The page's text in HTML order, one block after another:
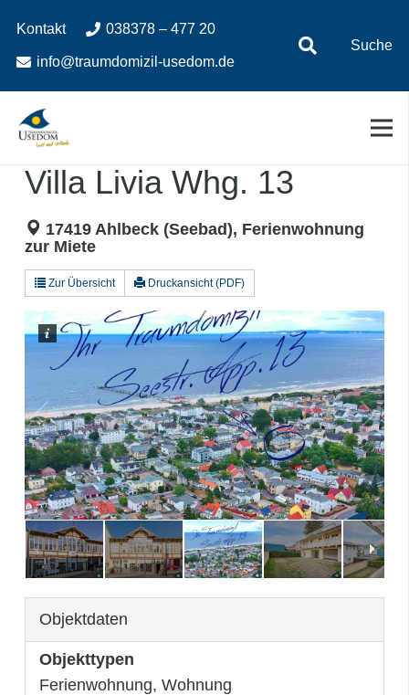
Inhalt
springen
Navigation
springen
Kontakt 038378 – 477 20
info@traumdomizil-usedom.de
Suche
Villa Livia Whg. 13
17419 Ahlbeck (Seebad), Ferienwohnung
zur Miete
Zur Übersicht Druckansicht (PDF)
3/33
Objektdaten
Objekttypen
Ferienwohnung, Wohnung